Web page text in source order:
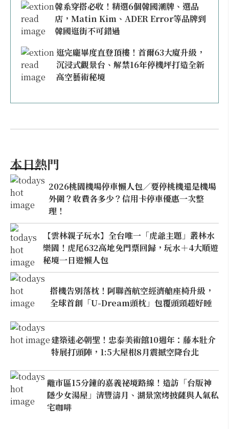
韓系穿搭必收！精選6個韓國潮牌、選品
店，Matin Kim、ADER Error等品牌到
韓國逛街不可錯過
逛完龐畢度直登頂樓！首爾63大廈升級，
沉浸式觀景台、解禁16年停機坪打造全新
高空藝術秘境
本日熱門
2026桃園機場停車懶人包／要停桃機還是機場
外圍？收費各多少？信用卡停車優惠一次整
理！
【雲林親子玩水】全台唯一「虎爺主題」叢林水
樂園！虎尾632高地免門票回歸，玩水＋4大順遊
秘境一日遊懶人包
搭機告別落枕！阿聯酋航空經濟艙座椅升級，
全球首創「U-Dream頭枕」包覆頭頸超好睡
建築迷必朝聖！忠泰美術館10週年：藤本壯介
特展打頭陣，1:5大屋根8月震撼空降台北
離市區15分鐘的嘉義祕境路線！造訪「台版神
隱少女湯屋」清豐濤月、湖景窯烤披薩與人氣私
宅咖啡